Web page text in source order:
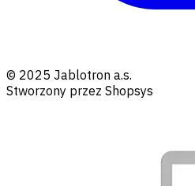
© 2025 Jablotron a.s.
Stworzony przez Shopsys